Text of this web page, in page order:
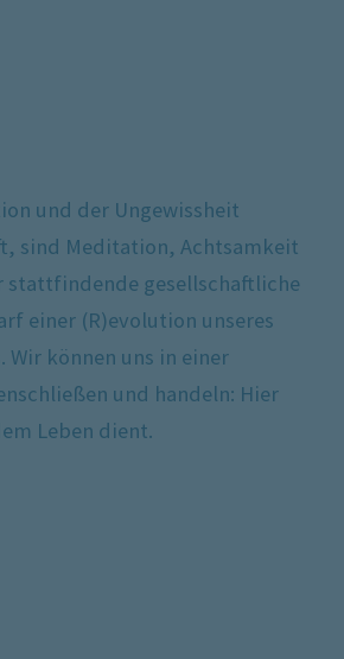
und der Ungewissheit
sind Meditation, Achtsamkeit
stattfindende gesellschaftliche
einer (R)evolution unseres
Wir können uns in einer
und handeln: Hier
Leben dient.